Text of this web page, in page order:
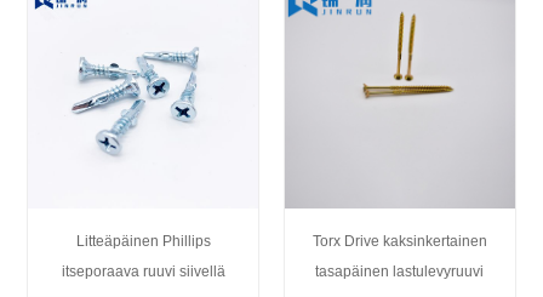
Litteäpäinen Phillips
itseporaava ruuvi siivellä
Torx Drive kaksinkertainen
tasapäinen lastulevyruuvi